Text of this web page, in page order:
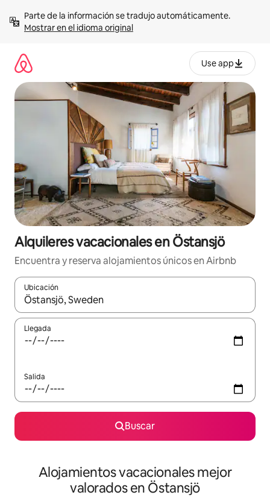
contenidoMostrar en el idioma original
Use app
Alquileres vacacionales en Östansjö
Encuentra y reserva alojamientos únicos en Airbnb
Ubicación
Cuando los resultados estén disponibles, navega con las
Llegada
Salida
Buscar
Alojamientos vacacionales mejor
valorados en Östansjö